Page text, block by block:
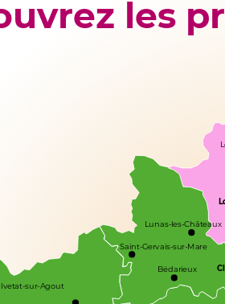
les
sur-Agout
Saint-Gervais-sur-Mare
Lunas-les-Châteaux
Bédarieux